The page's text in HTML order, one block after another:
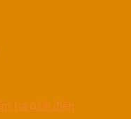
tra bình điện